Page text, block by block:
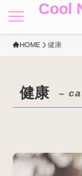
Cool
HOME 健康
健康 –